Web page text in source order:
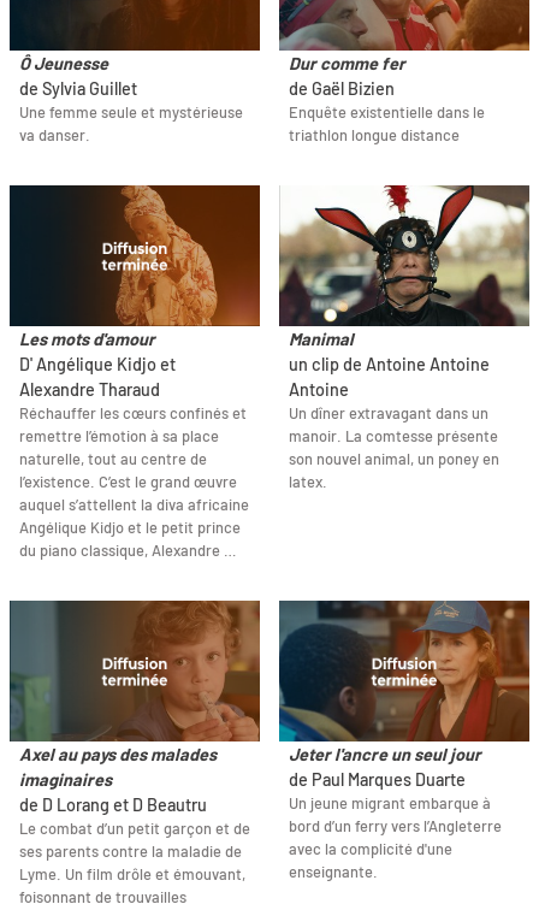
Ô Jeunesse
de Sylvia Guillet
Une femme seule et mystérieuse
va danser.
Dur comme fer
de Gaël Bizien
Enquête existentielle dans le
triathlon longue distance
Les mots d'amour
D' Angélique Kidjo et
Alexandre Tharaud
Réchauffer les cœurs confinés et
remettre l’émotion à sa place
naturelle, tout au centre de
l’existence. C’est le grand œuvre
auquel s’attellent la diva africaine
Angélique Kidjo et le petit prince
du piano classique, Alexandre …
Manimal
un clip de Antoine Antoine
Antoine
Un dîner extravagant dans un
manoir. La comtesse présente
son nouvel animal, un poney en
latex.
Axel au pays des malades
imaginaires
de D Lorang et D Beautru
Le combat d’un petit garçon et de
ses parents contre la maladie de
Lyme. Un film drôle et émouvant,
foisonnant de trouvailles
Jeter l'ancre un seul jour
de Paul Marques Duarte
Un jeune migrant embarque à
bord d’un ferry vers l’Angleterre
avec la complicité d'une
enseignante.